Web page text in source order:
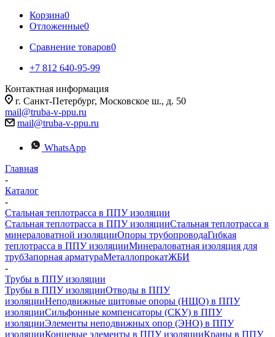
Корзина0
Отложенные0
Сравнение товаров0
+7 812 640-95-99
Контактная информация
г. Санкт-Петербург, Московское ш., д. 50
mail@truba-v-ppu.ru
mail@truba-v-ppu.ru
WhatsApp
Главная
-
Каталог
-
Стальная теплотрасса в ППУ изоляции
Стальная теплотрасса в ППУ изоляцииСтальная теплотрасса в
минераловатной изоляцииОпоры трубопроводаГибкая
теплотрасса в ППУ изоляцииМинераловатная изоляция для
трубЗапорная арматураМеталлопрокатЖБИ
-
Трубы в ППУ изоляции
Трубы в ППУ изоляцииОтводы в ППУ
изоляцииНеподвижные щитовые опоры (НЩО) в ППУ
изоляцииCильфонные компенсаторы (СКУ) в ППУ
изоляцииЭлементы неподвижных опор (ЭНО) в ППУ
изоляцииКонцевые элементы в ППУ изоляцииКраны в ППУ